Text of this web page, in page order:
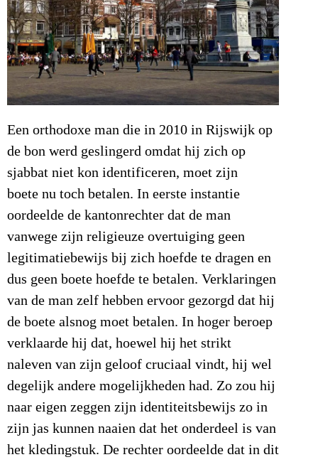
Een orthodoxe man die in 2010 in Rijswijk op
de bon werd geslingerd omdat hij zich op
sjabbat niet kon identificeren, moet zijn
boete nu toch betalen. In eerste instantie
oordeelde de kantonrechter dat de man
vanwege zijn religieuze overtuiging geen
legitimatiebewijs bij zich hoefde te dragen en
dus geen boete hoefde te betalen. Verklaringen
van de man zelf hebben ervoor gezorgd dat hij
de boete alsnog moet betalen. In hoger beroep
verklaarde hij dat, hoewel hij het strikt
naleven van zijn geloof cruciaal vindt, hij wel
degelijk andere mogelijkheden had. Zo zou hij
naar eigen zeggen zijn identiteitsbewijs zo in
zijn jas kunnen naaien dat het onderdeel is van
het kledingstuk. De rechter oordeelde dat in dit